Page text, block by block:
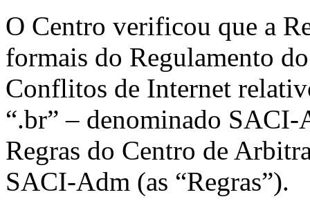
O Centro verificou que a
formais do Regulamento
Conflitos de Internet
“.br” – denominado SACI-
Regras do Centro de
SACI-Adm (as “Regras”).